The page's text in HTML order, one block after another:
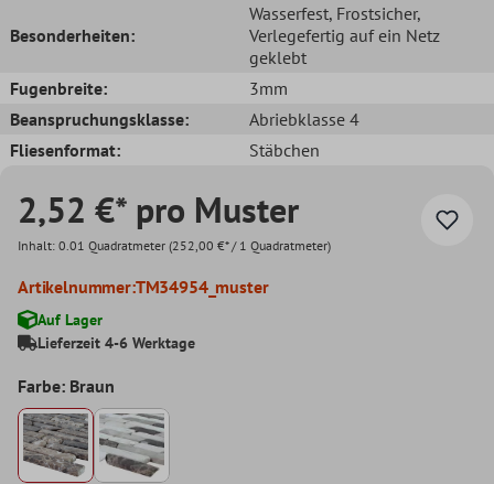
Besonderheiten:
Wasserfest, Frostsicher,
Verlegefertig auf ein Netz
geklebt
Fugenbreite:
3mm
Beanspruchungsklasse:
Abriebklasse 4
Fliesenformat:
Stäbchen
2,52 €* pro Muster
Inhalt: 0.01 Quadratmeter (252,00 €* / 1 Quadratmeter)
Artikelnummer:TM34954_muster
Auf Lager
Lieferzeit 4-6 Werktage
Farbe: Braun